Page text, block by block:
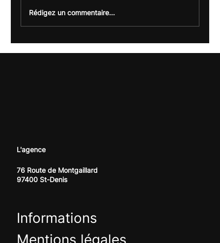
Rédigez un commentaire...
L'agence
76 Route de Montgaillard
97400 St-Denis
Informations
Mentions légales